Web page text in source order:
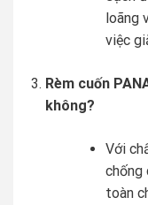
loãng
việc
Rèm cuốn
không?
Với
chống
toàn